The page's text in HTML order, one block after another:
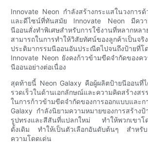
Innovate Neon กำลังสร้างกระแสในวงการ
และดีไซน์ที่ทันสมัย ​​Innovate Neon มีควา
นีออนสั่งทำพิเศษสำหรับการใช้งานที่หลากหล
สามารถในการทำให้วิสัยทัศน์ของลูกค้า
ประติมากรรมนีออนอันประณีตไปจนถึงป้ายที่โ
Innovate Neon ยังคงก้าวข้ามขีดจำกัดของค
นีออนอย่างต่อเนื่อง
สุดท้ายนี้ Neon Galaxy คือผู้ผลิตป้ายนีออนที่ไ
รวดเร็วในด้านเอกลักษณ์และความคิดสร้าง
ในการก้าวข้ามขีดจำกัดของการออกแบบแ
Galaxy กำลังนิยามความหมายของการสร้าง
รูปทรงและสีสันที่แปลกใหม่ ทำให้พวกเขาโ
ดั้งเดิม ทำให้เป็นตัวเลือกอันดับต้นๆ สำหรับ
ความโดดเด่น